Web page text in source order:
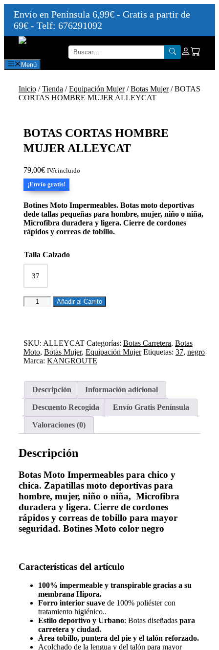
Envío en Península 6,99€ - Gratis a partir de
69€ - Telf: 676291092
Saltar
contenido
Menú
Inicio /Tienda /Equipación Mujer/Botas Mujer/ BOTAS
CORTAS HOMBRE MUJER ALLEYCAT
BOTAS CORTAS HOMBRE
MUJER ALLEYCAT
79,00€ IVA incluido
¡Envío gratis!
Botines Moto Impermeables. Botas moto deportivas
dede tallas pequeñas para hombre, mujer, niño o niña,
Microfibra duradera y ligera. Cierre de cordones
rápidos y correas de tobillo.
Talla Calzado
37
BOTAS
CORTAS
cantidad
Añadir al Carrito
SKU: ALLEYCAT Categorías: Botas Carretera, Botas
Moto, Botas Mujer, Equipación Mujer Etiquetas: 37, negro
Marca: KANGROUTE
Descripción Información adicional
Descuento Recogida Envío Gratis Península
Valoraciones (0)
Descripción
Botas Moto Impermeables para chico y
chica. Zapatillas moto deportivas para
hombre, mujer, niño o niña, Microfibra
duradera y ligera. Cierre de cordones
rápidos y correas de tobillo para mayor
seguridad. Botines Moto color negro
Características del artículo
100% impermeable y transpirable gracias a su
membrana Hipora.
Forro interior suave de 100% poliéster con
tratamiento higiénico..
Estilo deportivo y Urbano: Botas diseñadas para
carretera y ciudad.
Área tobillo, puntera del pie y el talón reforzado.
Acolchado de la lengua y del talón para mayor